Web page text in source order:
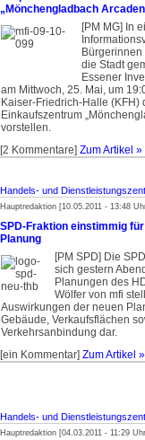
„Mönchengladbach
[PM MG] In
die Stadt
Essener
am Mittwoch, 25. Mai, um
Kaiser-Friedrich-Halle (KFH)
Einkaufszentrum
vorstellen.
[2 Kommentare] Zum Artikel »
Handels- und
Hauptredaktion [10.05.2011 - 13:48
SPD-Fraktion einstimmig für
Planung
[PM SPD] Die
sich gestern
Planungen des
Wölfer von mfi
Auswirkungen der neuen
Gebäude, Verkaufsflächen
Verkehrsanbindung dar.
[ein Kommentar] Zum Artikel »
Handels- und
Hauptredaktion [04.03.2011 - 11:29